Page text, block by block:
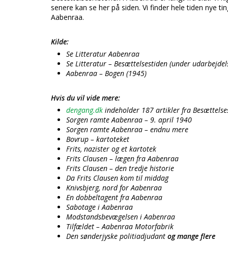
senere kan se her på siden. Vi finder hele tiden nye
Aabenraa.
Kilde:
Se Litteratur Aabenraa
Se Litteratur – Besættelsestiden (under
Aabenraa – Bogen (1945)
Hvis du vil vide mere:
dengang.dk indeholder 187 artikler fra
Sorgen ramte Aabenraa – 9. april 1940
Sorgen ramte Aabenraa – endnu mere
Bovrup – kartoteket
Frits, nazister og et kartotek
Frits Clausen – lægen fra Aabenraa
Frits Clausen – den tredje historie
Da Frits Clausen kom til middag
Knivsbjerg, nord for Aabenraa
En dobbeltagent fra Aabenraa
Sabotage i Aabenraa
Modstandsbevægelsen i Aabenraa
Tilfældet – Aabenraa Motorfabrik
Den sønderjyske politiadjudant og mange flere